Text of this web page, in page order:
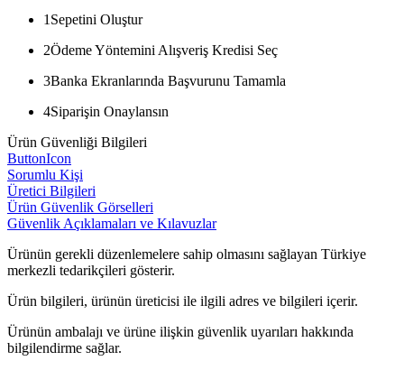
1 Sepetini Oluştur
2Ödeme Yöntemini Alışveriş Kredisi Seç
3Banka Ekranlarında Başvurunu Tamamla
4Siparişin Onaylansın
Ürün Güvenliği Bilgileri
ButtonIcon
Sorumlu Kişi
Üretici Bilgileri
Ürün Güvenlik Görselleri
Güvenlik Açıklamaları ve Kılavuzlar
Ürünün gerekli düzenlemelere sahip olmasını sağlayan Türkiye
merkezli tedarikçileri gösterir.
Ürün bilgileri, ürünün üreticisi ile ilgili adres ve bilgileri içerir.
Ürünün ambalajı ve ürüne ilişkin güvenlik uyarıları hakkında
bilgilendirme sağlar.